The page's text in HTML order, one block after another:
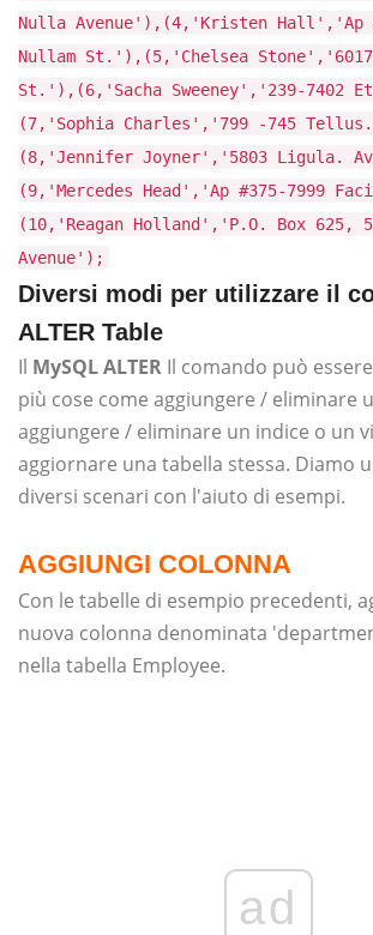
Nulla Avenue'),(4,'Kristen Hall','Ap
Nullam St.'),(5,'Chelsea Stone','6017
St.'),(6,'Sacha Sweeney','239-7402
(7,'Sophia Charles','799 -745
(8,'Jennifer Joyner','5803 Ligula.
(9,'Mercedes Head','Ap #375-7999
(10,'Reagan Holland','P.O. Box 625,
Avenue');
Diversi modi per utilizzare il
ALTER Table
Il MySQL ALTER Il comando può
più cose come aggiungere / eliminare
aggiungere / eliminare un indice o un
aggiornare una tabella stessa. Diamo
diversi scenari con l'aiuto di esempi.
AGGIUNGI COLONNA
Con le tabelle di esempio precedenti,
nuova colonna denominata
nella tabella Employee.
ad